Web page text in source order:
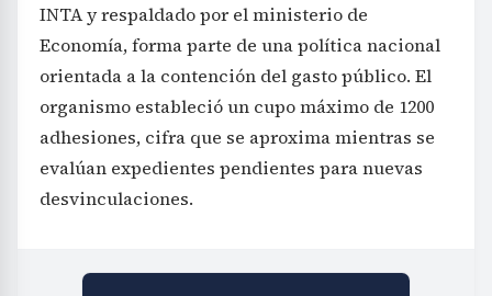
INTA y respaldado por el ministerio de
Economía, forma parte de una política nacional
orientada a la contención del gasto público. El
organismo estableció un cupo máximo de 1200
adhesiones, cifra que se aproxima mientras se
evalúan expedientes pendientes para nuevas
desvinculaciones.